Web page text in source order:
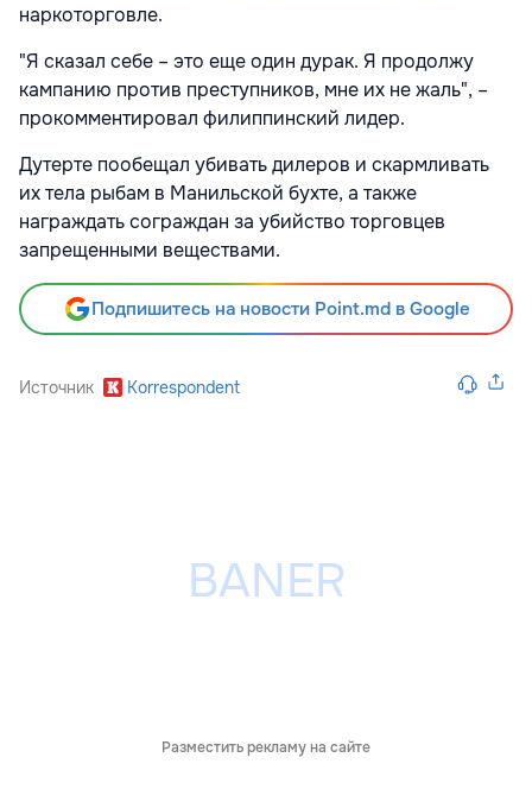
наркоторговле.
"Я сказал себе – это еще один дурак. Я продолжу
кампанию против преступников, мне их не жаль", –
прокомментировал филиппинский лидер.
Дутерте пообещал убивать дилеров и скармливать
их тела рыбам в Манильской бухте, а также
награждать сограждан за убийство торговцев
запрещенными веществами.
Подпишитесь на новости Point.md в Google
Источник Korrespondent
Разместить рекламу на сайте